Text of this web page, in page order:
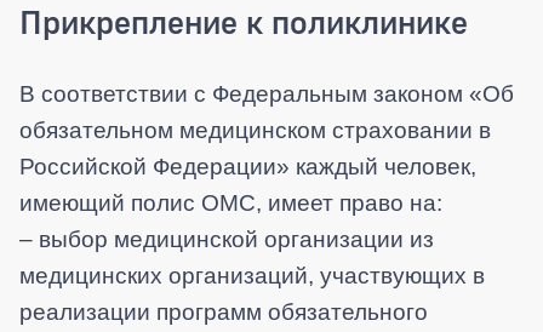
Прикрепление к поликлинике
В соответствии с Федеральным законом «Об
обязательном медицинском страховании в
Российской Федерации» каждый человек,
имеющий полис ОМС, имеет право на:
– выбор медицинской организации из
медицинских организаций, участвующих в
реализации программ обязательного